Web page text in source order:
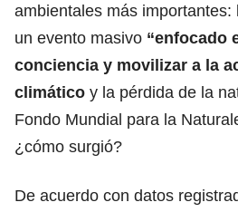
ambientales más importantes:
un evento masivo “enfocado
conciencia y movilizar a la
climático y la pérdida de la
Fondo Mundial para la
¿cómo surgió?
De acuerdo con datos